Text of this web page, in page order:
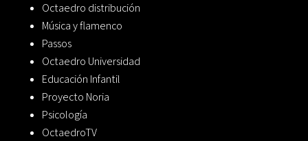
Octaedro distribución
Música y flamenco
Passos
Octaedro Universidad
Educación Infantil
Proyecto Noria
Psicología
OctaedroTV